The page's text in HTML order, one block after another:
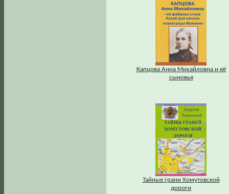
Капцова Анна Михайловна и её
сыновья
Тайные грани Хомутовской
дороги